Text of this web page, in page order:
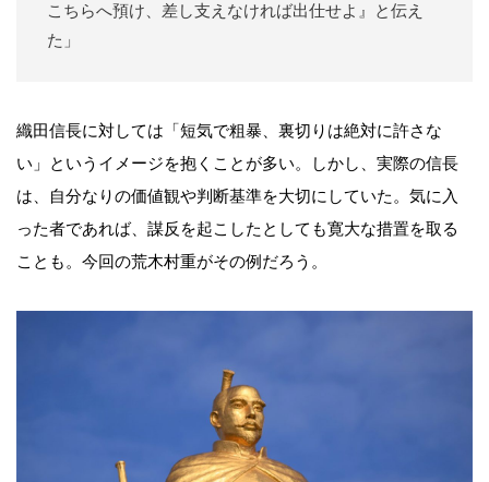
こちらへ預け、差し支えなければ出仕せよ』と伝え
た」
織田信長に対しては「短気で粗暴、裏切りは絶対に許さな
い」というイメージを抱くことが多い。しかし、実際の信長
は、自分なりの価値観や判断基準を大切にしていた。気に入
った者であれば、謀反を起こしたとしても寛大な措置を取る
ことも。今回の荒木村重がその例だろう。